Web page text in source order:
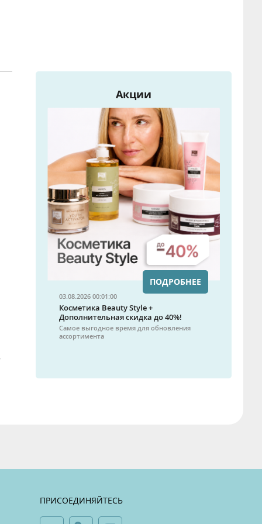
Акции
03.08.2026 00:01:00
Косметика Beauty Style +
Дополнительная скидка до 40%!
Самое выгодное время для обновления
ассортимента
ПОДРОБНЕЕ
ПРИСОЕДИНЯЙТЕСЬ